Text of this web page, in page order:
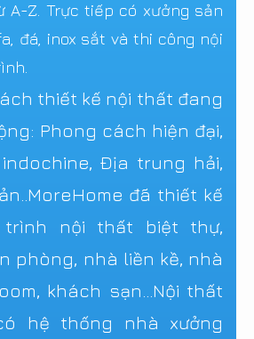
A-Z. Trực tiếp có xưởng sản
đá, inox sắt và thi công nội
thiết kế nội thất đang
Phong cách hiện đại,
Địa trung hải,
đã thiết kế
trình nội thất biệt thự,
phòng, nhà liền kề, nhà
khách sạn...Nội thất
hệ thống nhà xưởng